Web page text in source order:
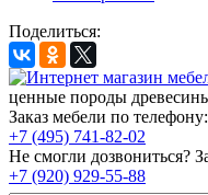
Поделиться:
ценные породы
Заказ мебели по телефону:
+7 (495) 741-82-02
Не смогли дозвониться?
+7 (920) 929-55-88